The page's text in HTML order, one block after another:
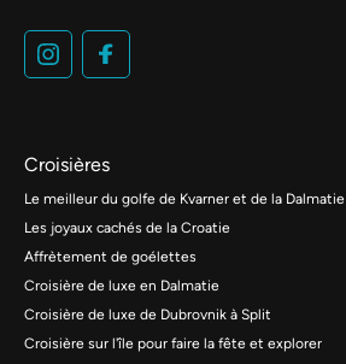
Croisières
Le meilleur du golfe de Kvarner et de la Dalmatie
Les joyaux cachés de la Croatie
Affrètement de goélettes
Croisière de luxe en Dalmatie
Croisière de luxe de Dubrovnik à Split
Croisière sur l'île pour faire la fête et explorer